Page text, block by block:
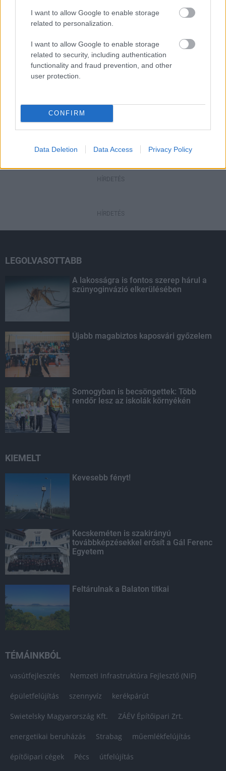
I want to allow Google to enable storage
related to personalization.
I want to allow Google to enable storage
related to security, including authentication
functionality and fraud prevention, and other
user protection.
CONFIRM
Data Deletion Data Access Privacy Policy
FELTÁRULNAK A BALATON TITKAI
Országos hírek szúnyogirtás
HÍRDETÉS
HÍRDETÉS
LEGOLVASOTTABB
A lakosságra is fontos szerep hárul a
szúnyoginvázió elkerülésében
Újabb magabiztos kaposvári győzelem
Somogyban is becsöngettek: Több
rendőr lesz az iskolák környékén
KIEMELT
Kevesebb fényt!
Kecskeméten is szakirányú
továbbképzésekkel erősít a Gál Ferenc
Egyetem
Feltárulnak a Balaton titkai
TÉMÁINKBÓL
vasútfejlesztés Nemzeti Infrastruktúra Fejlesztő (NIF)
épületfelújítás szennyvíz kerékpárút
Swietelsky Magyarország Kft. ZÁÉV Építőipari Zrt.
energetikai beruházás Strabag műemlékfelújítás
építőipari cégek Pécs útfelújítás